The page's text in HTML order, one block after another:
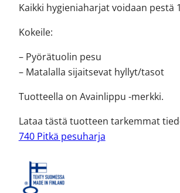
Kaikki hygieniaharjat voidaan pestä
Kokeile:
– Pyörätuolin pesu
– Matalalla sijaitsevat hyllyt/tasot
Tuotteella on Avainlippu -merkki.
Lataa tästä tuotteen tarkemmat
740 Pitkä pesuharja